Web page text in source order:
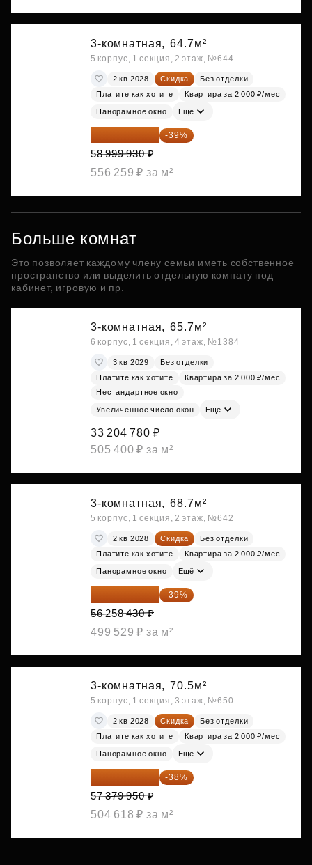
3-комнатная, 64.7м²
5 корпус, 1 секция, 2 этаж, №644
2 кв 2028 Скидка
Без отделки
Платите как хотите
Квартира за 2 000 ₽/мес
Панорамное окно Ещё
35 989 957 ₽ -39%
58 999 930 ₽
556 259 ₽ за м²
Больше комнат
Это позволяет каждому члену семьи иметь собственное
пространство или выделить отдельную комнату под
кабинет, игровую и пр.
3-комнатная, 65.7м²
6 корпус, 1 секция, 4 этаж, №1384
3 кв 2029
Без отделки
Платите как хотите
Квартира за 2 000 ₽/мес
Нестандартное окно
Увеличенное число окон Ещё
33 204 780 ₽
505 400 ₽ за м²
3-комнатная, 68.7м²
5 корпус, 1 секция, 2 этаж, №642
2 кв 2028 Скидка
Без отделки
Платите как хотите
Квартира за 2 000 ₽/мес
Панорамное окно Ещё
34 317 642 ₽ -39%
56 258 430 ₽
499 529 ₽ за м²
3-комнатная, 70.5м²
5 корпус, 1 секция, 3 этаж, №650
2 кв 2028 Скидка
Без отделки
Платите как хотите
Квартира за 2 000 ₽/мес
Панорамное окно Ещё
35 575 569 ₽ -38%
57 379 950 ₽
504 618 ₽ за м²